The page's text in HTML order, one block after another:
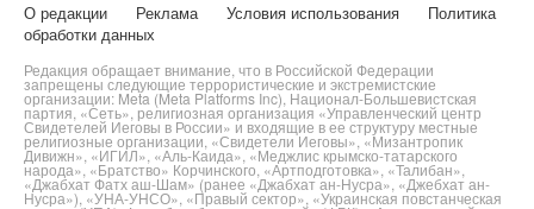
О редакции Реклама Условия использования
Политика
обработки данных
Редакция обращает внимание, что в Российской Федерации
запрещены следующие террористические и экстремистские
организации: Meta (Meta Platforms Inc), Национал-Большевистская
партия, «Сеть», религиозная организация «Управленческий центр
Свидетелей Иеговы в России» и входящие в ее структуру местные
религиозные организации, «Свидетели Иеговы», «Мизантропик
Дивижн», «ИГИЛ», «Аль-Каида», «Меджлис крымско-татарского
народа», «Братство» Корчинского, «Артподготовка», «Талибан»,
«Джабхат Фатх аш-Шам» (ранее «Джабхат ан-Нусра», «Джебхат ан-
Нусра»), «УНА-УНСО», «Правый сектор», «Украинская повстанческая